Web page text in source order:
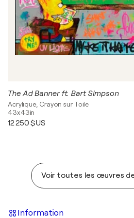
The Ad Banner ft. Bart Simpson
Acrylique, Crayon sur Toile
43x43in
12 250 $US
Voir toutes les œuvres
Information